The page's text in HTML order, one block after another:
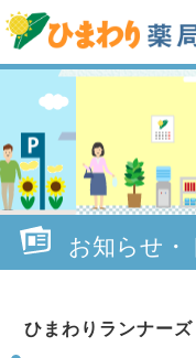
お知らせ・
ひまわりランナーズ